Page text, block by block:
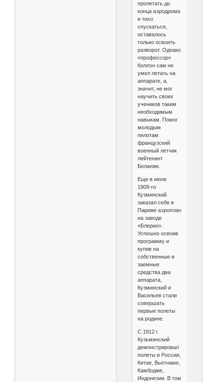
пролетать до
конца аэродрома
и тихо
спускаться,
оставалось
только освоить
разворот. Однако
«профессор»
Коллэн сам не
умел летать на
аппарате, а,
значит, не мог
научить своих
учеников таким
необходимым
навыкам. Помог
молодым
пилотам
французский
военный летчик
лейтенант
Беланже.
Еще в июле
1909-го
Кузминский
заказал себе в
Париже аэроплан
на заводе
«Блерио».
Успешно освоив
программу и
купив на
собственные и
заемные
средства два
аппарата,
Кузминский и
Васильев стали
совершать
первые полеты
на родине.
С 1912 г.
Кузьминский
демонстрировал
полеты в России,
Китае, Вьетнаме,
Камбодже,
Индонезии. В том